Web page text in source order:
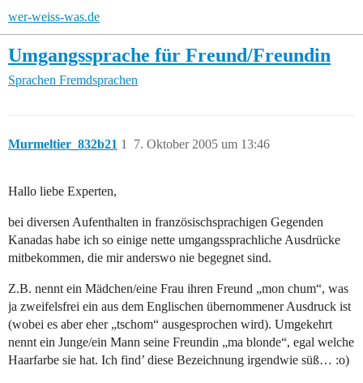
wer-weiss-was.de
Umgangssprache für Freund/Freundin
Sprachen Fremdsprachen
Murmeltier_832b21 7. Oktober 2005 um 13:46
1
Hallo liebe Experten,
bei diversen Aufenthalten in französischsprachigen Gegenden
Kanadas habe ich so einige nette umgangssprachliche Ausdrücke
mitbekommen, die mir anderswo nie begegnet sind.
Z.B. nennt ein Mädchen/eine Frau ihren Freund „mon chum“, was
ja zweifelsfrei ein aus dem Englischen übernommener Ausdruck ist
(wobei es aber eher „tschom“ ausgesprochen wird). Umgekehrt
nennt ein Junge/ein Mann seine Freundin „ma blonde“, egal welche
Haarfarbe sie hat. Ich find’ diese Bezeichnung irgendwie süß… :o)